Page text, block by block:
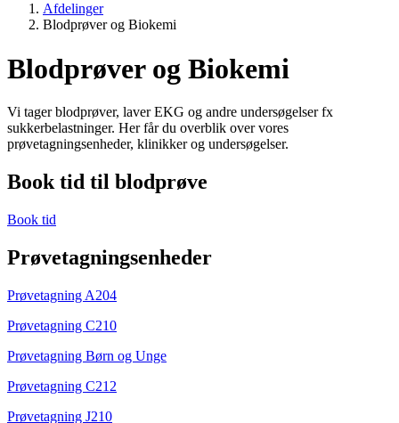
Afdelinger
Blodprøver og Biokemi
Blodprøver og Biokemi
Vi tager blodprøver, laver EKG og andre undersøgelser fx
sukkerbelastninger. Her får du overblik over vores
prøvetagningsenheder, klinikker og undersøgelser.
Book tid til blodprøve
Book tid
Prøvetagningsenheder
Prøvetagning A204
Prøvetagning C210
Prøvetagning Børn og Unge
Prøvetagning C212
Prøvetagning J210